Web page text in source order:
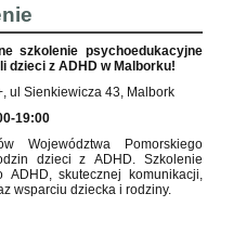
szkolenie psychoedukacyjne
dzieci z ADHD w Malborku!
ul Sienkiewicza 43, Malbork
19:00
Województwa Pomorskiego
dzieci z ADHD. Szkolenie
skutecznej komunikacji,
wsparciu dziecka i rodziny.